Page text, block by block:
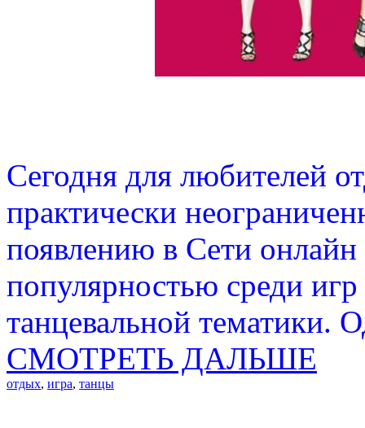
Сегодня для любителей
практически
появлению в Сети
популярностью среди
танцевальной тематики.
СМОТРЕТЬ ДАЛЬШЕ
отдых, игра, танцы